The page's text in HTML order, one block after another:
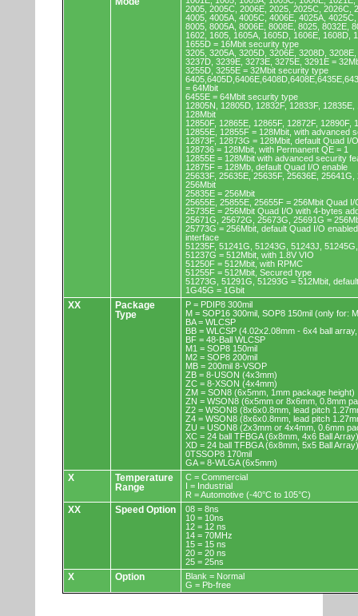
2005, 2005C, 2006E, 2025, 2025C, 2026C,
4005, 4005A, 4005C, 4006E, 4025A,
8005, 8005A, 8006E, 8008E, 8025, 8032E,
1602, 1605, 1605A, 1605D, 1606E, 1608D,
1655D = 16Mbit security type
3205, 3205A, 3205D, 3206E, 3208D,
3237D, 3239E, 3273E, 3275E, 3291E =
3255D, 3255E = 32Mbit security type
= 64Mbit
6455E = 64Mbit security type
12805N, 12805D, 12832F, 12833F,
128Mbit
12850F, 12865E, 12865F, 12872F, 12890F,
12855E, 12855F = 128Mbit, with advanced
12873F, 12873G = 128Mbit, default Quad I/
128736 = 128Mbit, with Permanent QE = 1
12855E = 128Mbit with advanced security
12875F = 128Mb, default Quad I/O enable
25633F, 25635E, 25635F, 25636E,
256Mbit
25835E = 256Mbit
25655E, 25855E, 25655F = 256Mbit Quad
25735E = 256Mbit Quad I/O with 4-bytes
25671G, 25672G, 25673G, 25691G =
25773G = 256Mbit, default Quad I/O
interface
51235F, 51241G, 51243G, 51243J,
51237G = 512Mbit, with 1.8V VIO
51250F = 512Mbit, with RPMC
51255F = 512Mbit, Secured type
51273G, 51291G, 51293G = 512Mbit,
1G45G = 1Gbit
XX
Package
Type
P = PDIP8 300mil
M = SOP16 300mil, SOP8 150mil (only for:
BA = WLCSP
BB = WLCSP (4.02x2.08mm - 6x4 ball
BF = 48-Ball WLCSP
M1 = SOP8 150mil
M2 = SOP8 200mil
MB = 200mil 8-VSOP
ZB = 8-USON (4x3mm)
ZC = 8-XSON (4x4mm)
ZM = SON8 (6x5mm, 1mm package height)
ZN = WSON8 (6x5mm or 8x6mm, 0.8mm
Z2 = WSON8 (8x6x0.8mm, lead pitch
Z4 = WSON8 (8x6x0.8mm, lead pitch
ZU = USON8 (2x3mm or 4x4mm, 0.6mm
XC = 24 ball TFBGA (6x8mm, 4x6 Ball Array)
XD = 24 ball TFBGA (6x8mm, 5x5 Ball Array)
0TSSOP8 170mil
GA = 8-WLGA (6x5mm)
X
Temperature
Range
C = Commercial
I = Industrial
R = Automotive (-40°C to 105°C)
XX Speed Option
08 = 8ns
10 = 10ns
12 = 12 ns
14 = 70MHz
15 = 15 ns
20 = 20 ns
25 = 25ns
X Option
Blank = Normal
G = Pb-free